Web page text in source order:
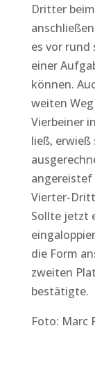
Dritter
es vor rund
einer
können.
weiten
Vierbeiner
ließ,
angereistef
Vierter-
Sollte jetzt
die Form
zweiten
bestätigte.
Foto: Marc